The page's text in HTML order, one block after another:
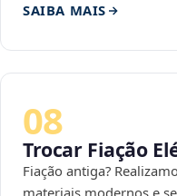
SAIBA MAIS
08
Trocar Fiação
Fiação antiga?